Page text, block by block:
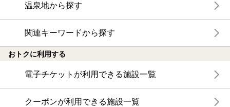
温泉地から探す
関連キーワードから探す
おトクに利用する
電子チケットが利用できる施設一覧
クーポンが利用できる施設一覧